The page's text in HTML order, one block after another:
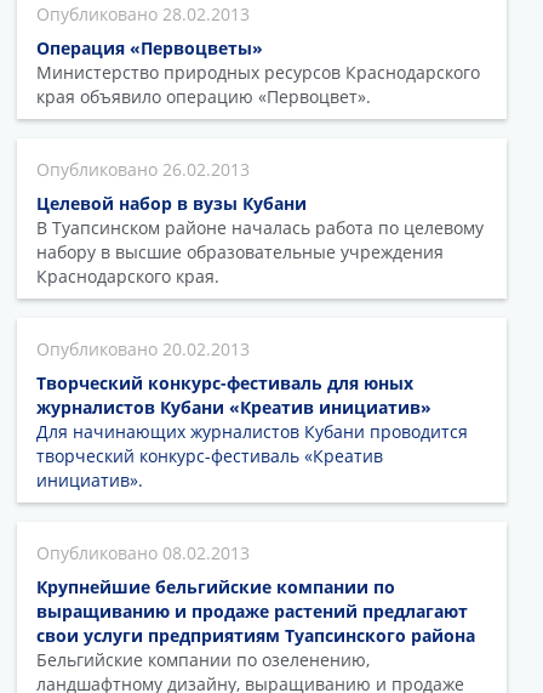
28.02.2013
Операция «Первоцветы»
Министерство природных ресурсов Краснодарского
края объявило операцию «Первоцвет».
26.02.2013
Целевой набор в вузы Кубани
В Туапсинском районе началась работа по целевому
набору в высшие образовательные учреждения
Краснодарского края.
20.02.2013
Творческий конкурс-фестиваль для юных
журналистов Кубани «Креатив инициатив»
Для начинающих журналистов Кубани проводится
творческий конкурс-фестиваль «Креатив
инициатив».
08.02.2013
Крупнейшие бельгийские компании по
выращиванию и продаже растений предлагают
свои услуги предприятиям Туапсинского района
Бельгийские компании по озеленению,
ландшафтному дизайну, выращиванию и продаже